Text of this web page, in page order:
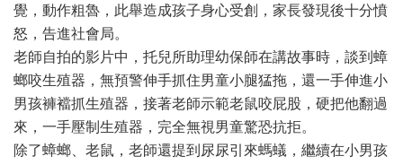
覺，動作粗魯，此舉造成孩子身心受創，家長發現後十分憤
怒，告進社會局。
老師自拍的影片中，托兒所助理幼保師在講故事時，談到蟑
螂咬生殖器，無預警伸手抓住男童小腿猛拖，還一手伸進小
男孩褲襠抓生殖器，接著老師示範老鼠咬屁股，硬把他翻過
來，一手壓制生殖器，完全無視男童驚恐抗拒。
除了蟑螂、老鼠，老師還提到尿尿引來螞蟻，繼續在小男孩